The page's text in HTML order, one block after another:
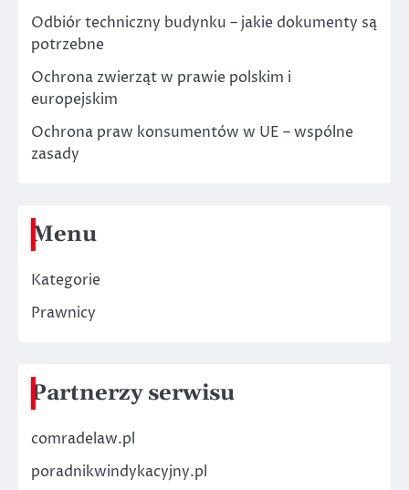
Odbiór techniczny budynku – jakie dokumenty są
potrzebne
Ochrona zwierząt w prawie polskim i
europejskim
Ochrona praw konsumentów w UE – wspólne
zasady
Menu
Kategorie
Prawnicy
Partnerzy serwisu
comradelaw.pl
poradnikwindykacyjny.pl